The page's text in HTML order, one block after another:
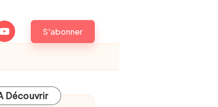
S'abonner
Découvrir